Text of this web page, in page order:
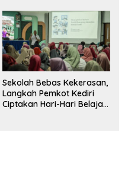
Sekolah Bebas Kekerasan,
Langkah Pemkot Kediri
Ciptakan Hari-Hari Belajar